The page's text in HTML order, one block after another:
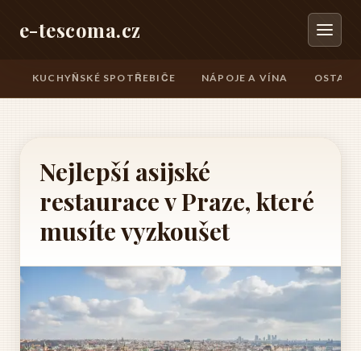
e-tescoma.cz
KUCHYŇSKÉ SPOTŘEBIČE NÁPOJE A VÍNA
Nejlepší asijské
restaurace v Praze, které
musíte vyzkoušet